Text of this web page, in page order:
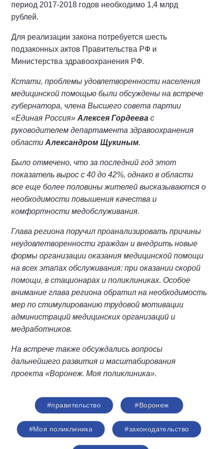
период 2017-2018 годов необходимо 1,4 млрд
рублей.
Для реализации закона потребуется шесть
подзаконных актов Правительства РФ и
Министерства здравоохранения РФ.
Кстати, проблемы удовлетворенности населения
медицинской помощью были обсуждены на встрече
губернатора, члена Высшего совета партии
«Единая Россия» Алексея Гордеева с
руководителем департамента здравоохранения
области Александром Щукиным.
Было отмечено, что за последний год этот
показатель вырос с 40 до 42%, однако в области
все еще более половины жителей высказываются о
необходимости повышения качества и
комфортности медобслуживания.
Глава региона поручил проанализировать причины
неудовлетворенности граждан и внедрить новые
формы организации оказания медицинской помощи
на всех этапах обслуживания: при оказании скорой
помощи, в стационарах и поликлиниках. Особое
внимание глава региона обратил на необходимость
мер по стимулированию трудовой мотивации
администраций медицинских организаций и
медработников.
На встрече также обсуждались вопросы
дальнейшего развития и масштабирования
проекта «Воронеж. Моя поликлиника».
#правительство #Воронеж
#Моя поликлиника #законодательство